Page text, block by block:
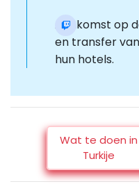
Aankomst op
en transfer
hun hotels.
Wat te doen in
Turkije